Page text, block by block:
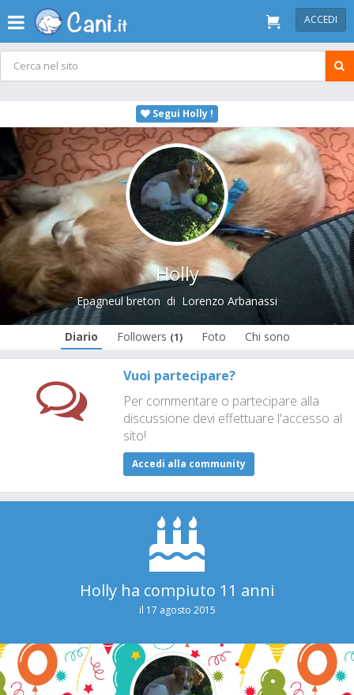
ACCEDI
Segui Holly !
Holly
Epagneul breton di Lorenzo Arbanassi
Diario Followers (1) Foto Chi sono
Vuoi partecipare?
Per commentare o partecipare alla
discussione devi effettuare l'accesso al
sito!
Accedi alla community
Holly ha compiuto 11 anni
il 17 agosto 2015